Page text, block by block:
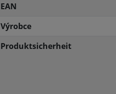
EAN
Výrobce
Produktsicherheit